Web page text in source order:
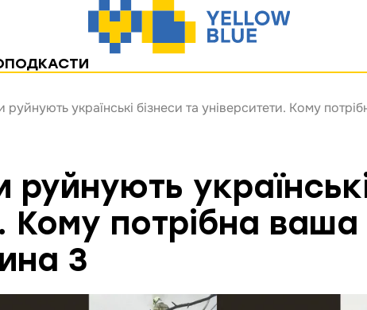
ПОДКАСТИ
руйнують українські бізнеси та університети. Кому
руйнують
Кому потрібна ваша
3